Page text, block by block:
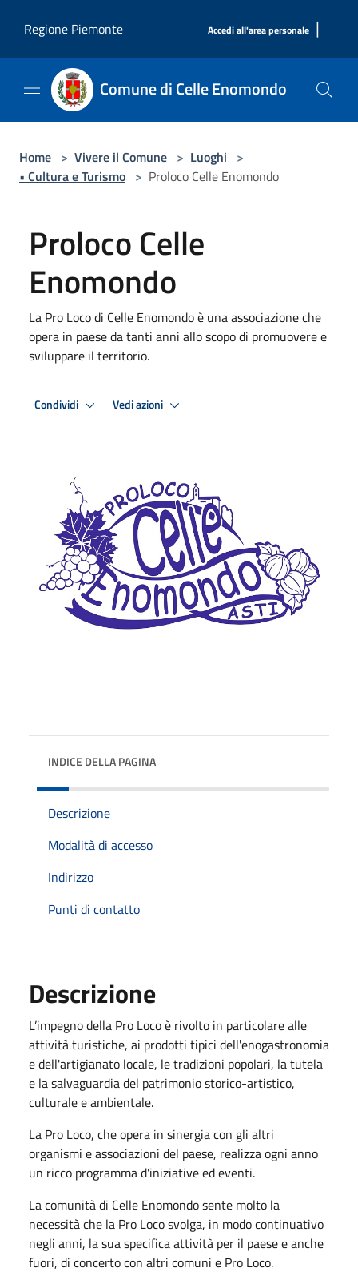
Regione Piemonte
Accedi all'area personale |
Comune di Celle Enomondo
Home > Vivere il Comune > Luoghi >
• Cultura e Turismo > Proloco Celle Enomondo
Proloco Celle
Enomondo
La Pro Loco di Celle Enomondo è una associazione che
opera in paese da tanti anni allo scopo di promuovere e
sviluppare il territorio.
Condividi Vedi azioni
INDICE DELLA PAGINA
Descrizione
Modalità di accesso
Indirizzo
Punti di contatto
Descrizione
L’impegno della Pro Loco è rivolto in particolare alle
attività turistiche, ai prodotti tipici dell'enogastronomia
e dell'artigianato locale, le tradizioni popolari, la tutela
e la salvaguardia del patrimonio storico-artistico,
culturale e ambientale.
La Pro Loco, che opera in sinergia con gli altri
organismi e associazioni del paese, realizza ogni anno
un ricco programma d'iniziative ed eventi.
La comunità di Celle Enomondo sente molto la
necessità che la Pro Loco svolga, in modo continuativo
negli anni, la sua specifica attività per il paese e anche
fuori, di concerto con altri comuni e Pro Loco.